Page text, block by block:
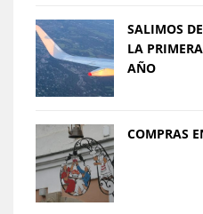
SALIMOS
LA
AÑO
COMPRAS